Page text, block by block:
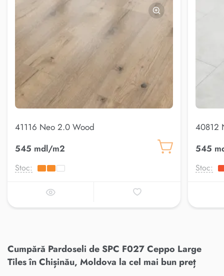
41116 Neo 2.0 Wood
545 mdl/m2
Stoc:
40812
545
Stoc:
Cumpără Pardoseli de SPC F027 Ceppo Large
Tiles în Chișinău, Moldova la cel mai bun preț